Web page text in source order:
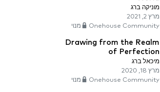
מוניקה ברג
מרץ 2, 2021
Onehouse Community מנוי
Drawing from the Realm
of Perfection
מיכאל ברג
מרץ 18, 2020
Onehouse Community מנוי